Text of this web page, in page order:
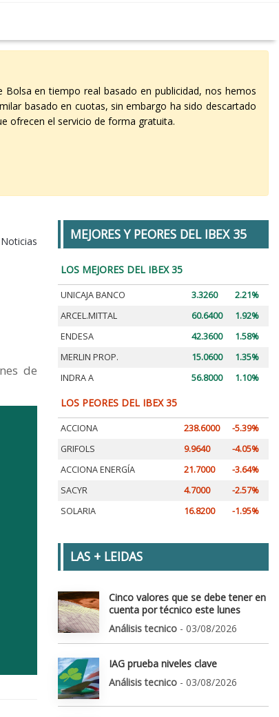
en tiempo real basado en publicidad, nos hemos
basado en cuotas, sin embargo ha sido descartado
ofrecen el servicio de forma gratuita.
Noticias
de
MEJORES Y PEORES DEL IBEX 35
LOS MEJORES DEL IBEX 35
UNICAJA BANCO 3.3260
2.21%
ARCEL.MITTAL
60.6400
1.92%
ENDESA
42.3600
1.58%
MERLIN PROP.
15.0600
1.35%
INDRA A
56.8000 1.10%
LOS PEORES DEL IBEX 35
ACCIONA 238.6000
-5.39%
GRIFOLS
9.9640
-4.05%
ACCIONA ENERGÍA
21.7000
-3.64%
SACYR
4.7000
-2.57%
SOLARIA
16.8200 -1.95%
LAS + LEIDAS
Cinco valores que se debe tener en
cuenta por técnico este lunes
Análisis tecnico - 03/08/2026
IAG prueba niveles clave
Análisis tecnico - 03/08/2026